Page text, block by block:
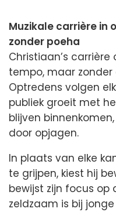
Muzikale carrière in
zonder poeha
Christiaan’s carrière
tempo, maar
Optredens volgen
publiek groeit met
blijven
door opjagen.
In plaats van elke
te grijpen, kiest hij
bewijst zijn focus op
zeldzaam is bij